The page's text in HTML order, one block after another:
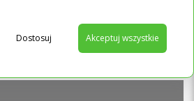
I MATERACE
Dostosuj Akceptuj wszystkie